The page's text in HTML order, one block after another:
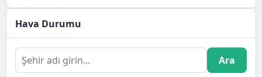
Hava Durumu
Ara